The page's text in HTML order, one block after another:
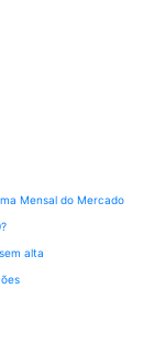
Mensal do Mercado
em alta